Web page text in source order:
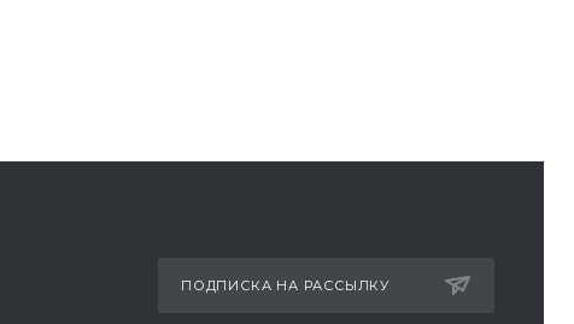
ПОДПИСКА НА РАССЫЛКУ